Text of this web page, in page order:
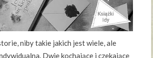
niby takie jakich jest wiele, ale
Dwie kochające i czekające